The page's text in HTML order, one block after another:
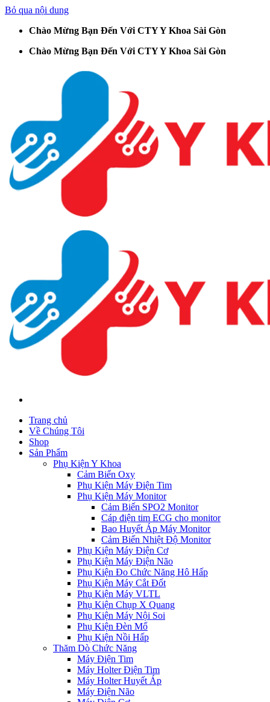
Bỏ qua nội dung
Chào Mừng Bạn Đến Với CTY Y Khoa Sài Gòn
Chào Mừng Bạn Đến Với CTY Y Khoa Sài Gòn
Trang chủ
Về Chúng Tôi
Shop
Sản Phẩm
Phụ Kiện Y Khoa
Cảm Biến Oxy
Phụ Kiện Máy Điện Tim
Phụ Kiện Máy Monitor
Cảm Biến SPO2 Monitor
Cáp điện tim ECG cho monitor
Bao Huyết Áp Máy Monitor
Cảm Biến Nhiệt Độ Monitor
Phụ Kiện Máy Điện Cơ
Phụ Kiện Máy Điện Não
Phụ Kiện Đo Chức Năng Hô Hấp
Phụ Kiện Máy Cắt Đốt
Phụ Kiện Máy VLTL
Phụ Kiện Chụp X Quang
Phụ Kiện Máy Nội Soi
Phụ Kiện Đèn Mổ
Phụ Kiện Nồi Hấp
Thăm Dò Chức Năng
Máy Điện Tim
Máy Holter Điện Tim
Máy Holter Huyết Áp
Máy Điện Não